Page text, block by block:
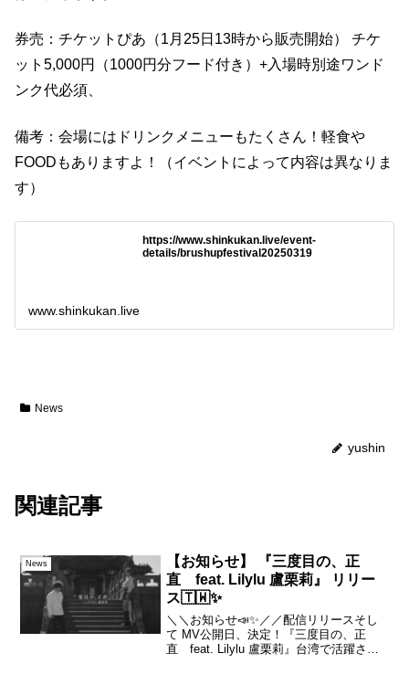
券売：チケットぴあ（1月25日13時から販売開始） チケ
ット5,000円（1000円分フード付き）+入場時別途ワンド
ンク代必須、
備考：会場にはドリンクメニューもたくさん！軽食や
FOODもありますよ！（イベントによって内容は異なりま
す）
https://www.shinkukan.live/event-
details/brushupfestival20250319
www.shinkukan.live
News
yushin
関連記事
News
【お知らせ】 『三度目の、正
直 feat. Lilylu 盧栗莉』 リリー
ス🇹🇼✨
＼＼お知らせ📣✨／／配信リリースそし
て MV公開日、決定！『三度目の、正
直 feat. Lilylu 盧栗莉』台湾で活躍され